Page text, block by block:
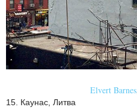
Elvert Barnes
15. Каунас, Литва